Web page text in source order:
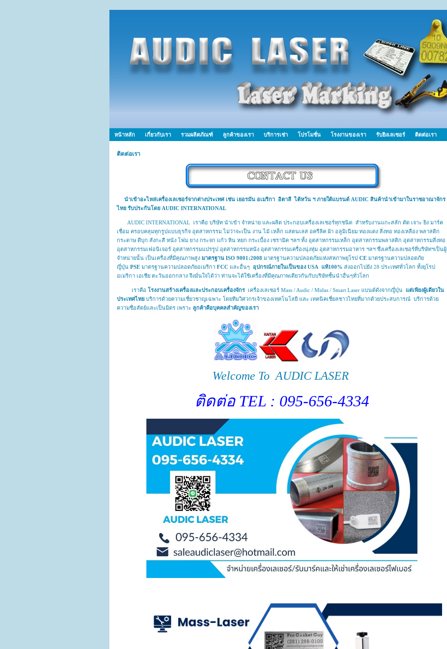
หน้าหลัก เกี่ยวกับเรา รวมผลิตภัณฑ์ ลูกค้าของเรา บริการเช่า โปรโมชั่น โรงงานของเรา รับยิงเลเซอร์ ติดต่อเรา
ติดต่อเรา
นำเข้าอะไหล่เครื่องเลเซอร์จากต่างประเทศ เช่น เยอรมัน อเมริกา อิตาลี ไต้หว้น ฯ ภายใต้แบรนด์ AUDIC สินค้านำเข้ามาในราชอาณาจักร
ไทย รับประกันโดย AUDIC INTERNATIONAL
AUDIC INTERNATIONAL เราคือ บริษัท นำเข้า จำหน่าย และผลิต ประกอบเครื่องเลเซอร์ทุกชนิด สำหรับงานแกะสลัก ตัด เจาะ ยิง มาร์ค
เชื่อม ครอบคลุมทุกรูปแบบธุรกิจ อุตสาหกรรม ไม่ว่าจะเป็น งาน ไม้ เหล็ก แสตนเลส อครีลิค ผ้า อลูมิเนียม ทองแดง สิ่งทอ ทองเหลือง พลาสติก
กระดาษ ดีบุก สังกะสี หนัง โฟม ยาง กระจก แก้ว หิน หยก กระเบื้อง เซรามิค ฯลฯ ทั้ง อุตสาหกรรมเหล็ก อุตสาหกรรมพลาสติก อุตสาหกรรมสิ่งทอ
อุตสาหกรรมเฟอนิเจอร์ อุตสาหกรรมแปรรูป อุตสาหกรรมหนัง อุตสาหกรรมเครื่องนุ่งหุ่ม อุตสาหกรรมอาหาร ฯลฯ ซึ่งเครื่องเลเซอร์ที่บริษัทฯเป็นผู้
จำหน่ายนั้น เป็นเครื่องที่มีคุณภาพสูง มาตรฐาน ISO 9001:2008 มาตรฐานความปลอดภัยแห่งสหภาพยุโรป CE มาตรฐานความปลอดภัย
ญี่ปุ่น PSE มาตรฐานความปลอดภัยอเมริกา FCC และอื่นๆ อุปกรณ์ภายในเป็นของ USA แท้100% ส่งออกไปยัง 28 ประเทศทั่วโลก ทั้งยุโรป
อเมริกา เอเชีย ตะวันออกกลาง จึงมั่นใจได้ว่า ท่านจะได้ใช้เครื่องที่มีคุณภาพเดียวกันกับบริษัทชั้นนำอื่นๆทั่วโลก
เราคือ โรงงานสร้างเครื่องและประกอบเครื่องจักร เครื่องเลเซอร์ Mass / Audic / Midas / Smart Laser แบนด์ดังจากญี่ปุ่น แต่เพียงผู้เดียวใน
ประเทศไทย บริการด้วยความเชี่ยวชาญเฉพาะ โดยทีมวิศวกรเจ้าของเทคโนโลยี และ เทคนิคเชี่ยลชาวไทยที่มากด้วยประสบการณ์ บริการด้วย
ความซื่อสัตย์และเป็นมิตร เพราะ ลูกค้าคือบุคคลสำคัญของเรา
Welcome To AUDIC LASER
ติดต่อ TEL : 095-656-4334